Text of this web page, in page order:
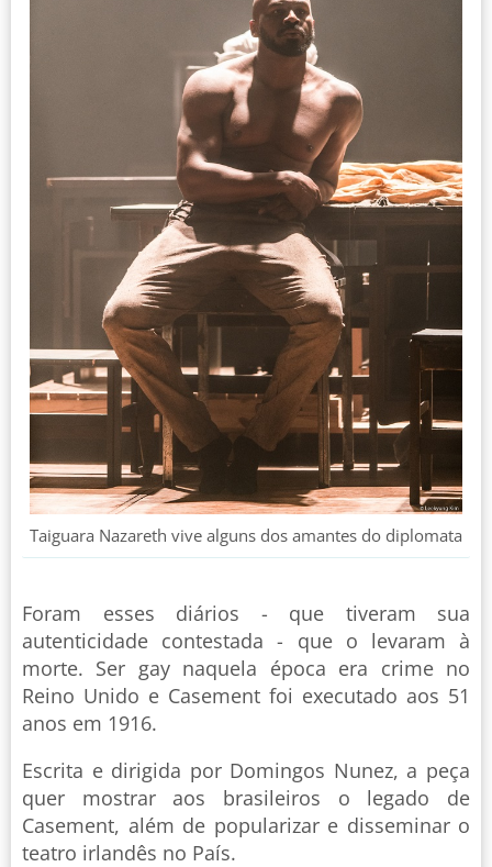
Taiguara Nazareth vive alguns dos amantes do diplomata
Foram esses diários - que tiveram sua
autenticidade contestada - que o levaram à
morte. Ser gay naquela época era crime no
Reino Unido e Casement foi executado aos 51
anos em 1916.
Escrita e dirigida por Domingos Nunez, a peça
quer mostrar aos brasileiros o legado de
Casement, além de popularizar e disseminar o
teatro irlandês no País.